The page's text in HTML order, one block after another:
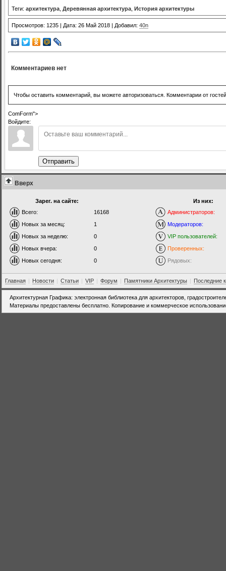
Теги: архитектура Деревянная архитектура История архитектуры
Просмотров: 1235 | Дата: 26 Май 2018 | Добавил: 40n
Комментариев нет
Чтобы оставить комментарий, вы можете авторизоваться. Комментарии от
ComForm">
Войдите:
Отправить
Вверх
Зарег. на сайте:
Всего:
16168
Новых за месяц:
1
Новых за неделю:
0
Новых вчера:
0
Новых сегодня:
0
Из них:
Администраторов:
Модераторов:
VIP пользователей:
Проверенных:
Рядовых:
Главная | Новости | Статьи | VIP | Форум | Памятники Архитектуры | Последние
Архитектурная Графика: электронная библиотека для архитекторов,
Материалы предоставлены бесплатно. Копирование и коммерческое